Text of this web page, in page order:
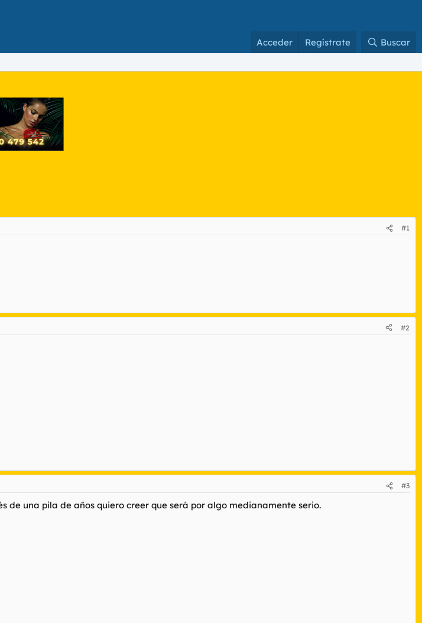
Acceder Regístrate Buscar
#1
#2
#3
de una pila de años quiero creer que será por algo medianamente serio.